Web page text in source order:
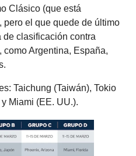
Clásico (que está
pero el que quede de último
de clasificación contra
Argentina, España,
Taichung (Taiwán), Tokio
Miami (EE. UU.).